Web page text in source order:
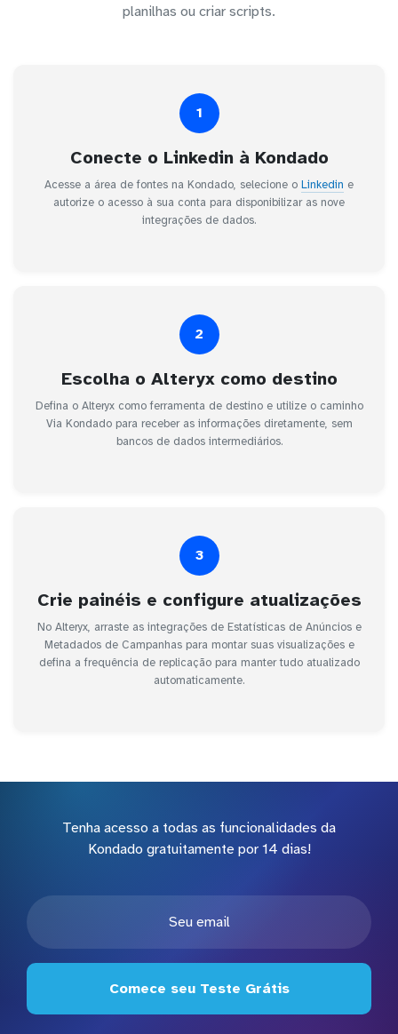
planilhas ou criar scripts.
1
Conecte o Linkedin à Kondado
Acesse a área de fontes na Kondado, selecione o Linkedin e
autorize o acesso à sua conta para disponibilizar as nove
integrações de dados.
2
Escolha o Alteryx como destino
Defina o Alteryx como ferramenta de destino e utilize o caminho
Via Kondado para receber as informações diretamente, sem
bancos de dados intermediários.
3
Crie painéis e configure atualizações
No Alteryx, arraste as integrações de Estatísticas de Anúncios e
Metadados de Campanhas para montar suas visualizações e
defina a frequência de replicação para manter tudo atualizado
automaticamente.
Tenha acesso a todas as funcionalidades da
Kondado gratuitamente por 14 dias!
Comece seu Teste Grátis